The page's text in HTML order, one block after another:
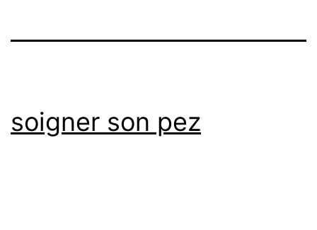
soigner son pez